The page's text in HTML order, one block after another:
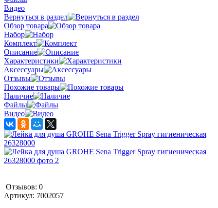
Видео
Вернуться в раздел
Обзор товара
Набор
Комплект
Описание
Характеристики
Аксессуары
Отзывы
Похожие товары
Наличие
Файлы
Видео
Отзывов: 0
Артикул: 7002057